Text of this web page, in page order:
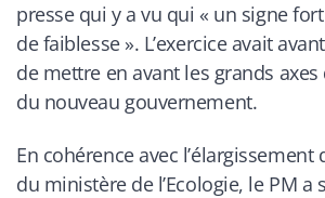
presse qui y a vu qui « un signe fort
de faiblesse». L’exercice avait
de mettre en avant les grands
du nouveau gouvernement.
En cohérence avec l’élargissement
du ministère de l’Ecologie, le PM a